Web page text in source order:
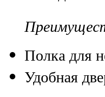
Полка для
Удобная